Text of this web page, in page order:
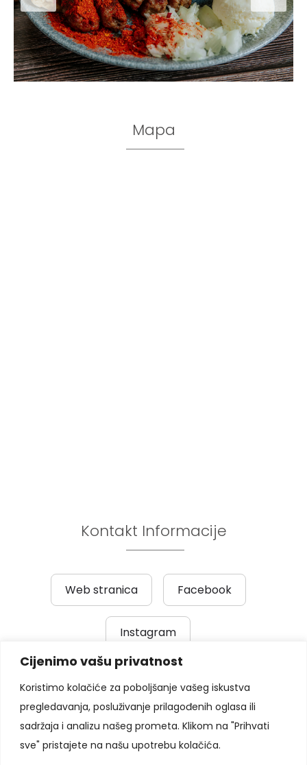
Cijenimo vašu privatnost
Koristimo kolačiće za poboljšanje vašeg iskustva
pregledavanja, posluživanje prilagođenih oglasa ili
sadržaja i analizu našeg prometa. Klikom na "Prihvati
sve" pristajete na našu upotrebu kolačića.
Mapa
Kontakt Informacije
Web stranica Facebook
Instagram
Pratite nas